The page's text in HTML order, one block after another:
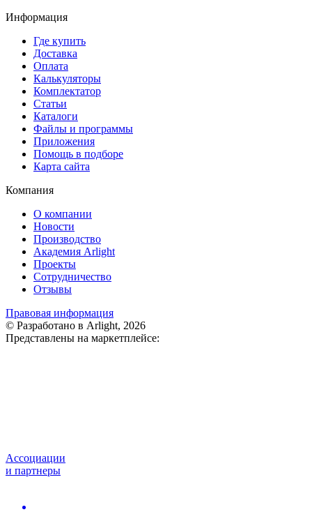
Информация
Где купить
Доставка
Оплата
Калькуляторы
Комплектатор
Статьи
Каталоги
Файлы и программы
Приложения
Помощь в подборе
Карта сайта
Компания
О компании
Новости
Производство
Академия Arlight
Проекты
Сотрудничество
Отзывы
Правовая информация
© Разработано в Arlight, 2026
Представлены на маркетплейсе:
Ассоциации
и партнеры